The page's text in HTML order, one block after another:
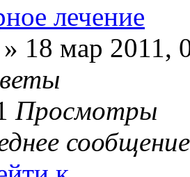
лечение
» 18 мар 2011,
Просмотры